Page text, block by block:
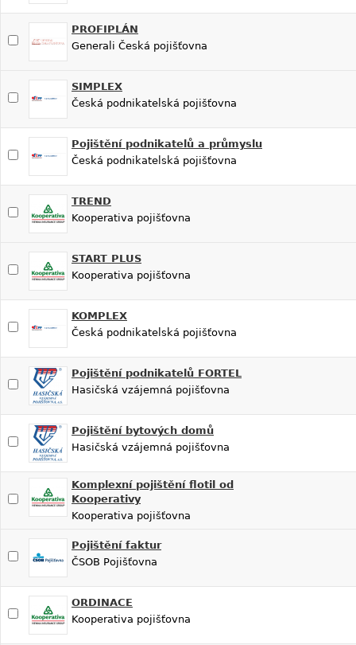
PROFIPLÁN
Generali Česká pojišťovna
SIMPLEX
Česká podnikatelská pojišťovna
Pojištění podnikatelů a průmyslu
Česká podnikatelská pojišťovna
TREND
Kooperativa pojišťovna
START PLUS
Kooperativa pojišťovna
KOMPLEX
Česká podnikatelská pojišťovna
Pojištění podnikatelů FORTEL
Hasičská vzájemná pojišťovna
Pojištění bytových domů
Hasičská vzájemná pojišťovna
Komplexní pojištění flotil od
Kooperativy
Kooperativa pojišťovna
Pojištění faktur
ČSOB Pojišťovna
ORDINACE
Kooperativa pojišťovna